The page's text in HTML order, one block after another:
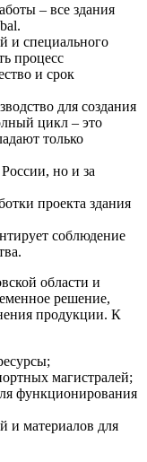
– все здания
и специального
процесс
и срок
для создания
цикл – это
только
но и за
проекта здания
соблюдение
области и
решение,
продукции. К
магистралей;
функционирования
и материалов для